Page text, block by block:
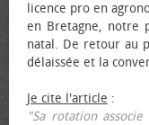
licence pro en
en Bretagne, notre
natal. De retour au
délaissée et la
Je cite l'article :
"Sa rotation